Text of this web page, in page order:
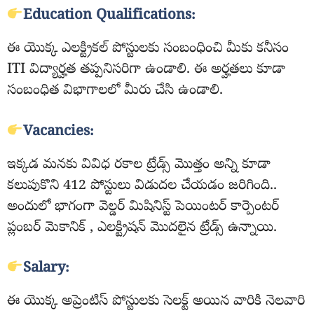
Education Qualifications:
ఈ యొక్క ఎలక్ట్రికల్ పోస్టులకు సంబంధించి మీకు కనీసం
ITI విద్యార్హత తప్పనిసరిగా ఉండాలి. ఈ అర్హతలు కూడా
సంబంధిత విభాగాలలో మీరు చేసి ఉండాలి.
Vacancies:
ఇక్కడ మనకు వివిధ రకాల ట్రేడ్స్ మొత్తం అన్ని కూడా
కలుపుకొని 412 పోస్టులు విడుదల చేయడం జరిగింది..
అందులో భాగంగా వెల్డర్ మిషినిస్ట్ పెయింటర్ కార్పెంటర్
ప్లంబర్ మెకానిక్ , ఎలక్ట్రిషన్ మొదలైన ట్రేడ్స్ ఉన్నాయి.
Salary:
ఈ యొక్క అప్రెంటిస్ పోస్టులకు సెలక్ట్ అయిన వారికి నెలవారి